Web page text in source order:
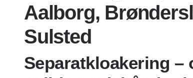
Aalborg,
Sulsted
Separatkloakering –